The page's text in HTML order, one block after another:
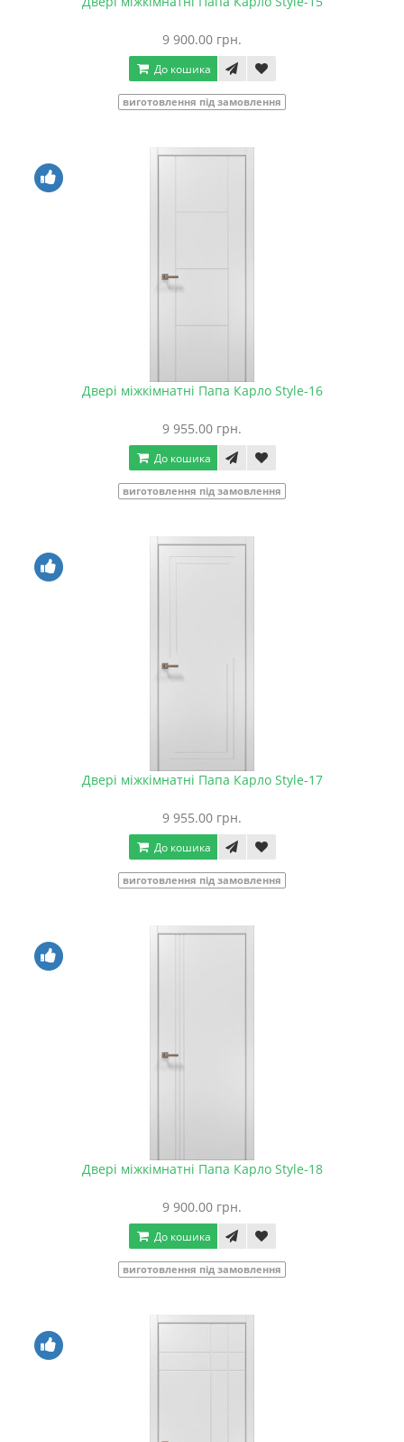
9 900.00 грн.
До кошика
виготовлення під замовлення
Двері міжкімнатні Папа Карло Style-16
9 955.00 грн.
До кошика
виготовлення під замовлення
Двері міжкімнатні Папа Карло Style-17
9 955.00 грн.
До кошика
виготовлення під замовлення
Двері міжкімнатні Папа Карло Style-18
9 900.00 грн.
До кошика
виготовлення під замовлення